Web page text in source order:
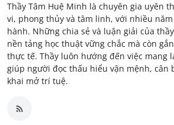
Thầy Tâm Huệ Minh là chuyên gia uyên
vi, phong thủy và tâm linh, với nhiều
hành. Những chia sẻ và luận giải của
nền tảng học thuật vững chắc mà còn
thực tế. Thầy luôn hướng đến việc mang
giúp người đọc thấu hiểu vận mệnh, cân
khai mở trí tuệ.